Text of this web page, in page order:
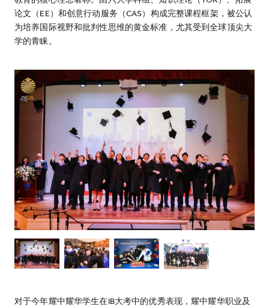
论文（EE）和创意行动服务（CAS）构成完整课程框架，被公认
为培养国际视野和批判性思维的黄金标准，尤其受到全球顶尖大
学的青睐。
对于今年耀中耀华学生在IB大考中的优秀表现，耀中耀华职业及